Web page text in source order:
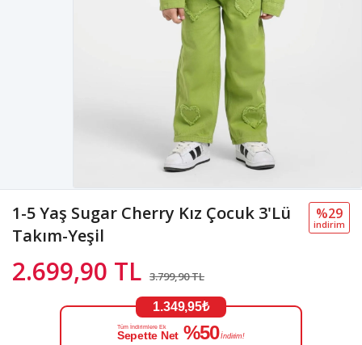
1-5 Yaş Sugar Cherry Kız Çocuk 3'Lü
Takım-Yeşil
2.699,90 TL 3.799,90 TL
%29
i̇ndi̇ri̇m
1.349,95₺
Tüm İndirimlere Ek
Sepette Net %50 İndirim!